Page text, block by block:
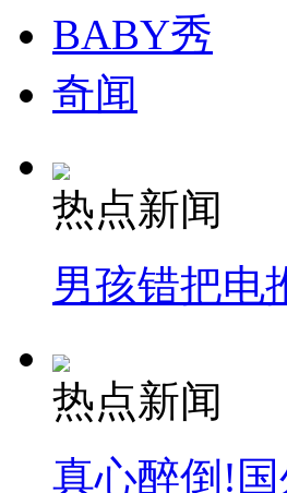
BABY秀
奇闻
热点新闻
男孩错把电
热点新闻
真心醉倒!